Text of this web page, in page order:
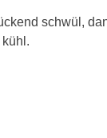
schwül,